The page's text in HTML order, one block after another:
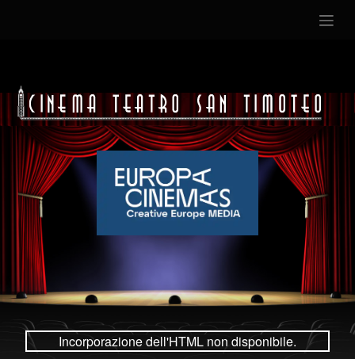
Incorporazione dell'HTML non disponibile.